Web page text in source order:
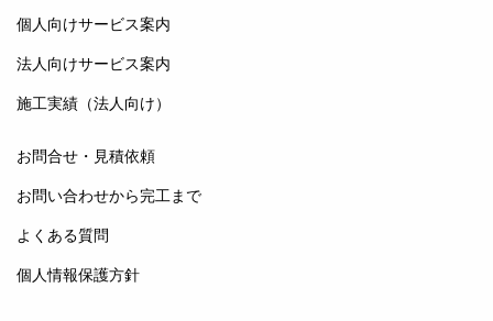
個人向けサービス案内
法人向けサービス案内
施工実績（法人向け）
お問合せ・見積依頼
お問い合わせから完工まで
よくある質問
個人情報保護方針